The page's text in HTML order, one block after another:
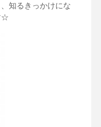
知るきっかけにな
☆